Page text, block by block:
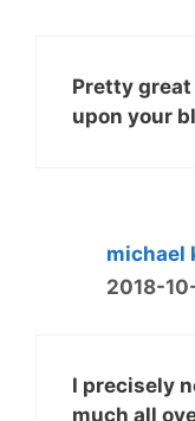
Pretty
upon your
michael
2018-
I precisely
much all